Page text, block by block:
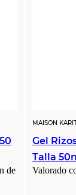
de
MAISON
Gel
Talla
Valorado